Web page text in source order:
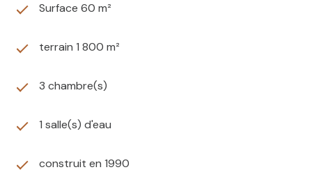
Surface 60 m²
terrain 1 800 m²
3 chambre(s)
1 salle(s) d'eau
construit en 1990